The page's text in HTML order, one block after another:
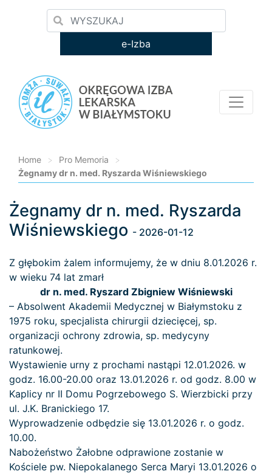
e-Izba
Home > Pro Memoria
>
Żegnamy dr n. med. Ryszarda Wiśniewskiego
Loading...
Żegnamy dr n. med. Ryszarda
Wiśniewskiego - 2026-01-12
Z głębokim żalem informujemy, że w dniu 8.01.2026 r.
w wieku 74 lat zmarł
dr n. med. Ryszard Zbigniew Wiśniewski
– Absolwent Akademii Medycznej w Białymstoku z
1975 roku, specjalista chirurgii dziecięcej, sp.
organizacji ochrony zdrowia, sp. medycyny
ratunkowej.
Wystawienie urny z prochami nastąpi 12.01.2026. w
godz. 16.00-20.00 oraz 13.01.2026 r. od godz. 8.00 w
Kaplicy nr II Domu Pogrzebowego S. Wierzbicki przy
ul. J.K. Branickiego 17.
Wyprowadzenie odbędzie się 13.01.2026 r. o godz.
10.00.
Nabożeństwo Żałobne odprawione zostanie w
Kościele pw. Niepokalanego Serca Maryi 13.01.2026 o